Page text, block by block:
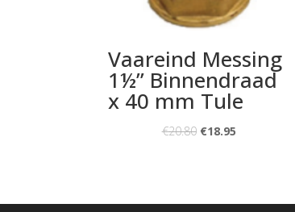
Vaareind Messing
1½” Binnendraad
x 40 mm Tule
€20.80 €18.95